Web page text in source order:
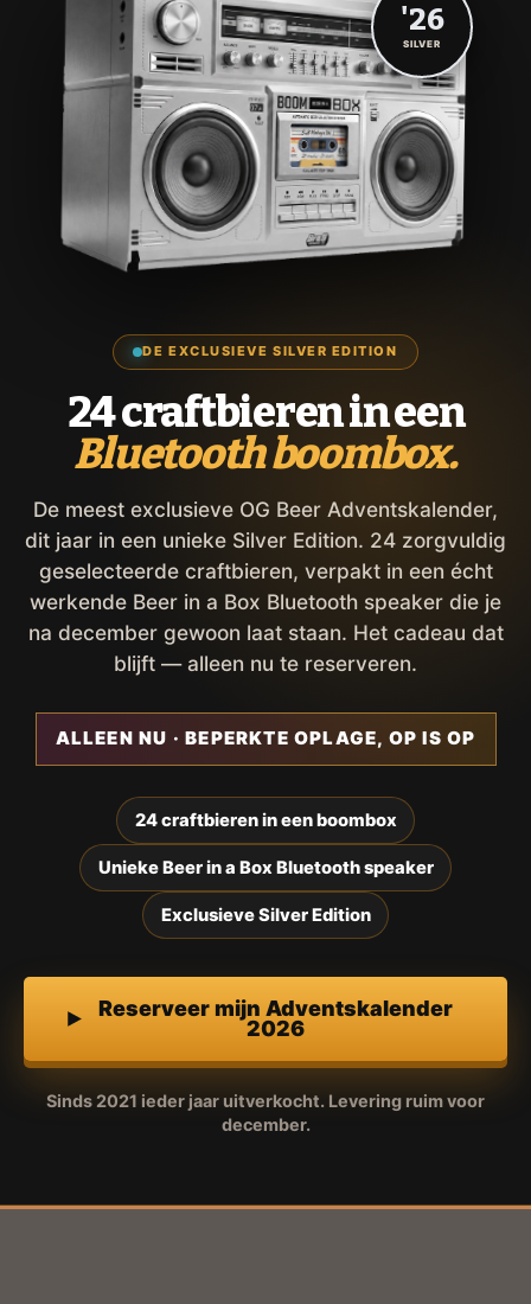
DE EXCLUSIEVE SILVER EDITION
24 craftbieren in een
Bluetooth boombox.
De meest exclusieve OG Beer Adventskalender,
dit jaar in een unieke Silver Edition. 24 zorgvuldig
geselecteerde craftbieren, verpakt in een écht
werkende Beer in a Box Bluetooth speaker die je
na december gewoon laat staan. Het cadeau dat
blijft — alleen nu te reserveren.
ALLEEN NU · BEPERKTE OPLAGE, OP IS OP
24 craftbieren in een boombox
Unieke Beer in a Box Bluetooth speaker
Exclusieve Silver Edition
Reserveer mijn Adventskalender
2026
Sinds 2021 ieder jaar uitverkocht. Levering ruim voor
december.
'26
SILVER